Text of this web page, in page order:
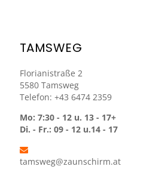
TAMSWEG
Florianistraße 2
5580 Tamsweg
Telefon: +43 6474 2359
Mo: 7:30 - 12 u. 13 - 17+
Di. - Fr.: 09 - 12 u.14 - 17
tamsweg@zaunschirm.at